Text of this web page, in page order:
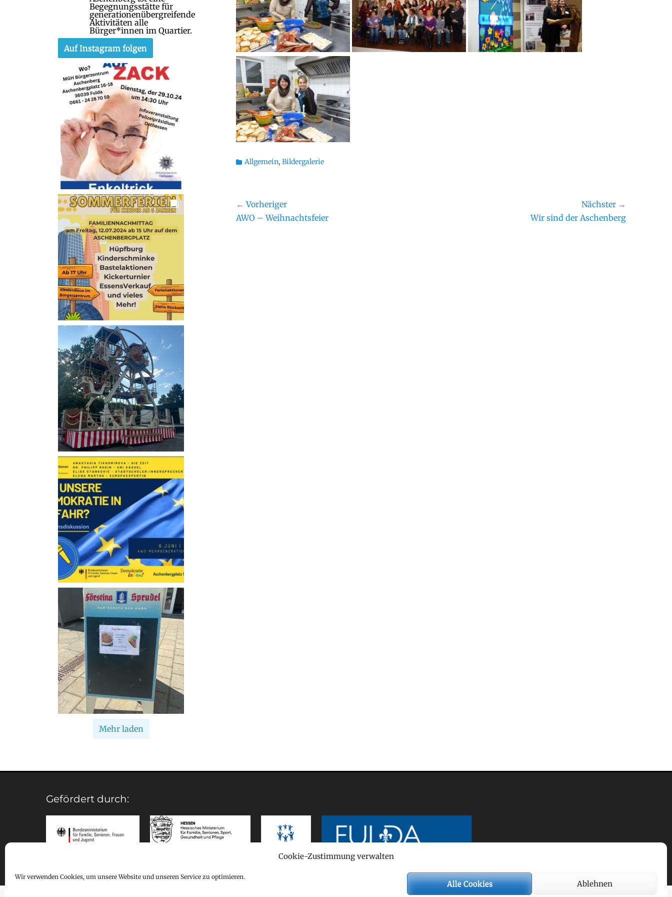
Cookie-Zustimmung verwalten
Wir verwenden Cookies, um unsere Website und unseren Service zu optimieren.
Alle Cookies Ablehnen
Kategorien
Allgemein, Bildergalerie
Beitragsnavigation
← Vorheriger
Vorheriger
AWO – Weihnachtsfeier
Nächster →
Wir sind der Aschenberg
Begegnungsstätte für
generationenübergreifende
Aktivitäten alle
Bürger*innen im Quartier.
Auf Instagram folgen
Mehr laden
Gefördert durch: